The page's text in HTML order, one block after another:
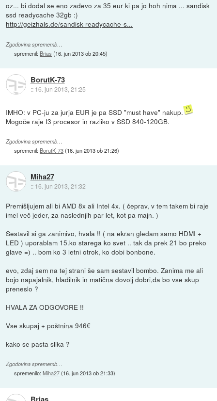
oz... bi dodal se eno zadevo za 35 eur ki pa jo hoh nima ... sandisk
ssd readycache 32gb :)
http://geizhals.de/sandisk-readycache-s...
Zgodovina sprememb…
spremenil: Brias (16. jun 2013 ob 20:45)
BorutK-73
:: 16. jun 2013, 21:25
IMHO: v PC-ju za jurja EUR je pa SSD "must have" nakup.
Mogoče raje I3 procesor in razliko v SSD 840-120GB.
Zgodovina sprememb…
spremenil: BorutK-73(16. jun 2013 ob 21:26)
Miha27
:: 16. jun 2013, 21:32
Premišljujem ali bi AMD 8x ali Intel 4x. ( čeprav, v tem takem bi raje
imel več jeder, za naslednjih par let, kot pa majn. )
Sestavil si ga zanimivo, hvala !! ( na ekran gledam samo HDMI +
LED ) uporablam 15.ko starega ko svet .. tak da prek 21 bo preko
glave =) .. bom ko 3 letni otrok, ko dobi bonbone.
evo, zdaj sem na tej strani še sam sestavil bombo. Zanima me ali
bojo napajalnik, hladilnik in matična dovolj dobri,da bo vse skup
preneslo ?
HVALA ZA ODGOVORE !!
Vse skupaj + poštnina 946€
kako se pasta slika ?
Zgodovina sprememb…
spremenilo:Miha27(16. jun 2013 ob 21:33)